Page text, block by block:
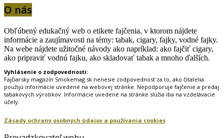
O nás
Obľúbený edukačný web o etikete fajčenia, v ktorom nájdete
informácie a zaujímavosti na témy: tabak, cigary, fajky, vodné fajky.
Na webe nájdete užitočné návody ako napríklad: ako fajčiť cigary,
ako pripraviť vodnú fajku, ako skladovať tabak a mnoho ďalších.
Vyhlásenie o zodpovednosti:
Fajčiarsky magazín Smokemag.sk nenesie zodpovednosť za to, ako čitatelia
použijú informácie uvedené na webovej stránke. Nepodporuje fajčenie a predaj
tabakových výrobkov. Informácie uvedené na stránke slúžia iba na vzdelávacie
účely.
Zásady ochrany osobných údajov a používania cookies